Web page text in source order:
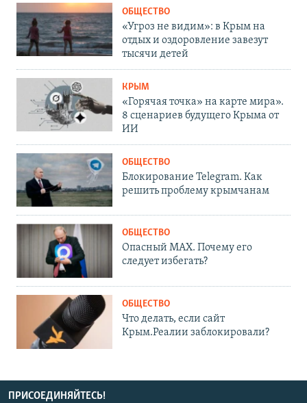
ОБЩЕСТВО
«Угроз не видим»: в Крым на
отдых и оздоровление завезут
тысячи детей
КРЫМ
«Горячая точка» на карте мира».
8 сценариев будущего Крыма от
ИИ
ОБЩЕСТВО
Блокирование Telegram. Как
решить проблему крымчанам
ОБЩЕСТВО
Опасный MAX. Почему его
следует избегать?
ОБЩЕСТВО
Что делать, если сайт
Крым.Реалии заблокировали?
ПРИСОЕДИНЯЙТЕСЬ!